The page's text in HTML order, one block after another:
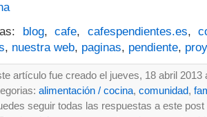
blog, cafe, cafespendientes.es,
, nuestra web, paginas, pendiente,
artículo fue creado el jueves, 18 abril
alimentación / cocina, comunidad,
seguir todas las respuestas a este